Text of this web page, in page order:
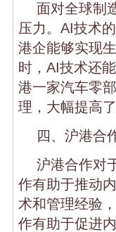
面对全球制
压力。AI技术
港企能够实现
时，AI技术还
港一家汽车零
理，大幅提高
四、沪港合
沪港合作对
作有助于推动
术和管理经验
作有助于促进